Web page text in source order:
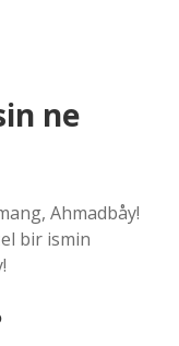
ne
Ahmadbåy!
bir ismin